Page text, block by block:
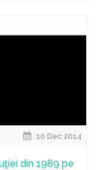
10 Dec 2014
din 1989 pe